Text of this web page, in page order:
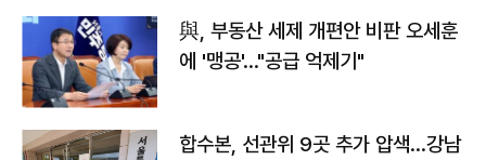
與, 부동산 세제 개편안 비판 오세훈
에 '맹공'…"공급 억제기"
합수본, 선관위 9곳 추가 압색…강남